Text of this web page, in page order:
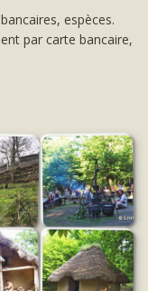
espèces.
par carte bancaire,